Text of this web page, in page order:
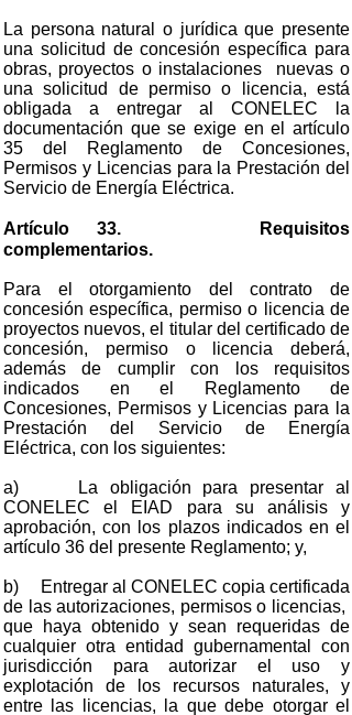
La persona natural o jurídica que presente
una solicitud de concesión específica para
obras, proyectos o instalaciones nuevas o
una solicitud de permiso o licencia, está
obligada a entregar al CONELEC la
documentación que se exige en el artículo
35 del Reglamento de Concesiones,
Permisos y Licencias para la Prestación del
Servicio de Energía Eléctrica.
Artículo 33.
Requisitos
complementarios.
Para el otorgamiento del contrato de
concesión específica, permiso o licencia de
proyectos nuevos, el titular del certificado de
concesión, permiso o licencia deberá,
además de cumplir con los requisitos
indicados en el Reglamento de
Concesiones, Permisos y Licencias para la
Prestación del Servicio de Energía
Eléctrica, con los siguientes:
a) La obligación para presentar al
CONELEC el EIAD para su análisis y
aprobación, con los plazos indicados en el
artículo 36 del presente Reglamento; y,
b) Entregar al CONELEC copia certificada
de las autorizaciones, permisos o licencias,
que haya obtenido y sean requeridas de
cualquier otra entidad gubernamental con
jurisdicción para autorizar el uso y
explotación de los recursos naturales, y
entre las licencias, la que debe otorgar el